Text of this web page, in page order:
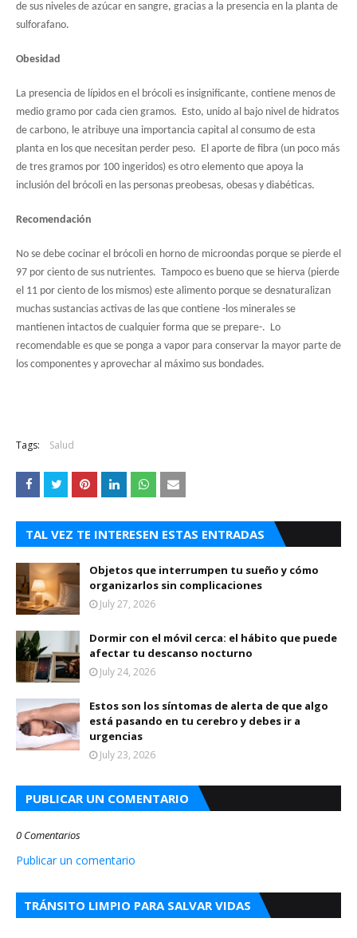
de sus niveles de azúcar en sangre, gracias a la presencia en la planta de
sulforafano.
Obesidad
La presencia de lípidos en el brócoli es insignificante, contiene menos de
medio gramo por cada cien gramos. Esto, unido al bajo nivel de hidratos
de carbono, le atribuye una importancia capital al consumo de esta
planta en los que necesitan perder peso. El aporte de fibra (un poco más
de tres gramos por 100 ingeridos) es otro elemento que apoya la
inclusión del brócoli en las personas preobesas, obesas y diabéticas.
Recomendación
No se debe cocinar el brócoli en horno de microondas porque se pierde el
97 por ciento de sus nutrientes. Tampoco es bueno que se hierva (pierde
el 11 por ciento de los mismos) este alimento porque se desnaturalizan
muchas sustancias activas de las que contiene -los minerales se
mantienen intactos de cualquier forma que se prepare-. Lo
recomendable es que se ponga a vapor para conservar la mayor parte de
los componentes y aprovechar al máximo sus bondades.
Tags: Salud
TAL VEZ TE INTERESEN ESTAS ENTRADAS
Objetos que interrumpen tu sueño y cómo
organizarlos sin complicaciones
July 27, 2026
Dormir con el móvil cerca: el hábito que puede
afectar tu descanso nocturno
July 24, 2026
Estos son los síntomas de alerta de que algo
está pasando en tu cerebro y debes ir a
urgencias
July 23, 2026
PUBLICAR UN COMENTARIO
0 Comentarios
Publicar un comentario
TRÁNSITO LIMPIO PARA SALVAR VIDAS